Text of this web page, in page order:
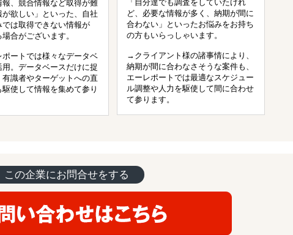
報、競合情報など取得が難
が欲しい」といった、自社
では取得できない情報が
合がございます。
ートでは様々なデータベ
用。データベースだけに捉
有識者やターゲットへの直
使して情報を集めて参り
「自分達でも調査をしていたけれ
ど、必要な情報が多く、納期が間に
合わない」といったお悩みをお持ち
の方もいらっしゃいます。
→クライアント様の諸事情により、
納期が間に合わなさそうな案件も、
エーレポートでは最適なスケジュー
ル調整や人力を駆使して間に合わせ
て参ります。
この企業にお問合せをする